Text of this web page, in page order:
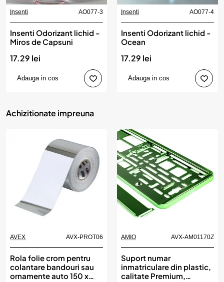
Insenti AO077-3
Insenti Odorizant lichid -
Miros de Capsuni
17.29 lei
Adauga in cos
Insenti AO077-4
Insenti Odorizant lichid -
Ocean
17.29 lei
Adauga in cos
Achizitionate impreuna
Produs de top
AVEX AVX-PROT06
Rola folie crom pentru
colantare bandouri sau
ornamente auto 150 x
AMIO AVX-AM01170Z
Suport numar
inmatriculare din plastic,
calitate Premium,